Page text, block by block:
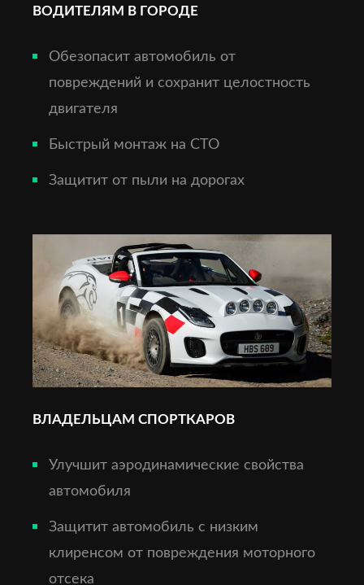
ВОДИТЕЛЯМ В ГОРОДЕ
Обезопасит автомобиль от
повреждений и сохранит целостность
двигателя
Быстрый монтаж на СТО
Защитит от пыли на дорогах
ВЛАДЕЛЬЦАМ СПОРТКАРОВ
Улучшит аэродинамические свойства
автомобиля
Защитит автомобиль с низким
клиренсом от повреждения моторного
отсека